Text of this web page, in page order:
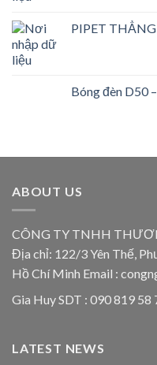
PIPET THẲNG
Bóng đèn D50
ABOUT US
CÔNG TY TNHH
Địa chỉ: 122/3 Yên Thế,
Hồ Chí Minh Email :
Gia Huy SDT : 090 819 58
LATEST NEWS